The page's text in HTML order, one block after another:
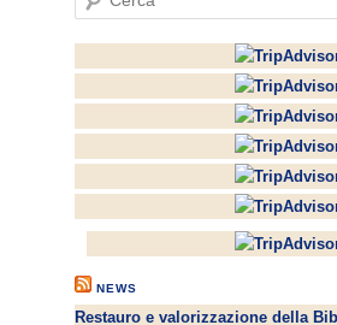
e
NEWS
Restauro e valorizzazione della